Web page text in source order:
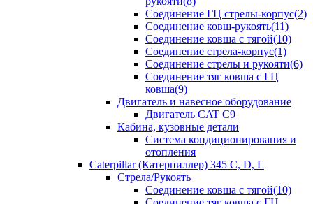
Соединение ГЦ стрелы-корпус(2)
Соединение ковш-рукоять(11)
Соединение ковша с тягой(10)
Соединение стрела-корпус(1)
Соединение стрелы и рукояти(6)
Соединение тяг ковша с ГЦ
ковша(9)
Двигатель и навесное оборудование
Двигатель CAT C9
Кабина, кузовные детали
Система кондиционирования и
отопления
Caterpillar (Катерпиллер) 345 C, D, L
Стрела/Рукоять
Соединение ковша с тягой(10)